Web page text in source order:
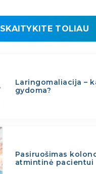
SKAITYKITE TOLIAU
Laringomaliacija –
gydoma?
Pasiruošimas
atmintinė pacientui